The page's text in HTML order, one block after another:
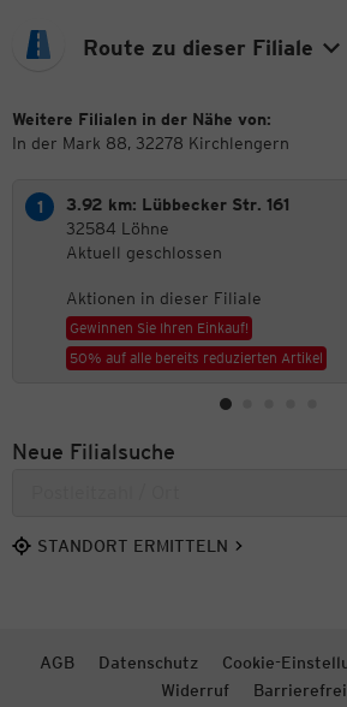
Route zu dieser Filiale
Weitere Filialen in der Nähe von:
In der Mark 88, 32278 Kirchlengern
3.92 km: Lübbecker Str. 161
32584 Löhne
Aktuell geschlossen
Aktionen in dieser Filiale
Gewinnen Sie Ihren Einkauf!
50% auf alle bereits reduzierten Artikel
Neue Filialsuche
STANDORT ERMITTELN
AGB Datenschutz Cookie-
Widerruf